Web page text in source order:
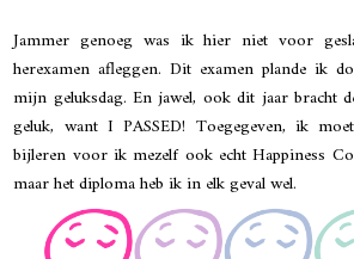
Jammer genoeg was ik hier niet voor
herexamen afleggen. Dit examen plande ik
mijn geluksdag. En jawel, ook dit jaar bracht
geluk, want I PASSED! Toegegeven, ik
bijleren voor ik mezelf ook echt Happiness
maar het diploma heb ik in elk geval wel.